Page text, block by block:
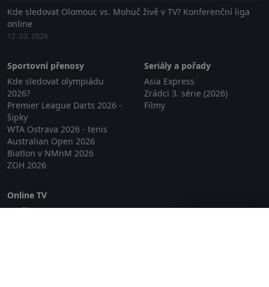
Kde sledovat Olomouc vs. Mohuč živě v TV? Konferenční liga
online
12. 03. 2026
Sportovní přenosy
Kde sledovat olympiádu
2026?
Premier League Darts 2026 -
šipky
WTA Ostrava 2026 - tenis
Australian Open 2026
Biatlon v NMnM 2026
ZOH 2026
Seriály a pořady
Asia Express
Zrádci 3. série (2026)
Filmy
Online TV
Lepší.TV